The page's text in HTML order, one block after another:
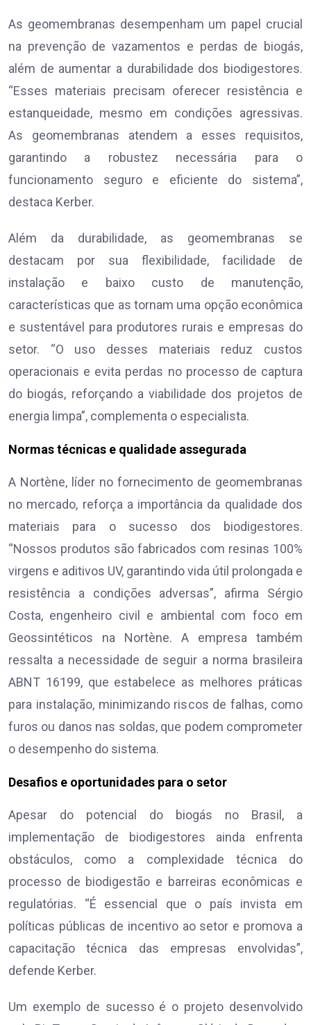
As geomembranas desempenham um papel crucial
na prevenção de vazamentos e perdas de biogás,
além de aumentar a durabilidade dos biodigestores.
“Esses materiais precisam oferecer resistência e
estanqueidade, mesmo em condições agressivas.
As geomembranas atendem a esses requisitos,
garantindo a robustez necessária para o
funcionamento seguro e eficiente do sistema”,
destaca Kerber.
Além da durabilidade, as geomembranas se
destacam por sua flexibilidade, facilidade de
instalação e baixo custo de manutenção,
características que as tornam uma opção econômica
e sustentável para produtores rurais e empresas do
setor. “O uso desses materiais reduz custos
operacionais e evita perdas no processo de captura
do biogás, reforçando a viabilidade dos projetos de
energia limpa”, complementa o especialista.
Normas técnicas e qualidade assegurada
A Nortène, líder no fornecimento de geomembranas
no mercado, reforça a importância da qualidade dos
materiais para o sucesso dos biodigestores.
“Nossos produtos são fabricados com resinas 100%
virgens e aditivos UV, garantindo vida útil prolongada e
resistência a condições adversas”, afirma Sérgio
Costa, engenheiro civil e ambiental com foco em
Geossintéticos na Nortène. A empresa também
ressalta a necessidade de seguir a norma brasileira
ABNT 16199, que estabelece as melhores práticas
para instalação, minimizando riscos de falhas, como
furos ou danos nas soldas, que podem comprometer
o desempenho do sistema.
Desafios e oportunidades para o setor
Apesar do potencial do biogás no Brasil, a
implementação de biodigestores ainda enfrenta
obstáculos, como a complexidade técnica do
processo de biodigestão e barreiras econômicas e
regulatórias. “É essencial que o país invista em
políticas públicas de incentivo ao setor e promova a
capacitação técnica das empresas envolvidas”,
defende Kerber.
Um exemplo de sucesso é o projeto desenvolvido